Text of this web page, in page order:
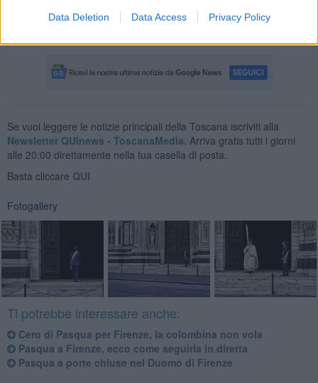
Data Deletion Data Access Privacy Policy
sono le parole di Dario Nardella durante la celebrazione della
Se vuoi leggere le notizie principali della Toscana iscriviti alla
Newsletter QUInews - ToscanaMedia. Arriva gratis tutti i giorni
alle 20:00 direttamente nella tua casella di posta.
Basta cliccare QUI
Fotogallery
Ti potrebbe interessare anche:
Cero di Pasqua per Firenze, la colombina non vola
Pasqua a Firenze, ecco come seguirla in diretta
Pasqua a porte chiuse nel Duomo di Firenze